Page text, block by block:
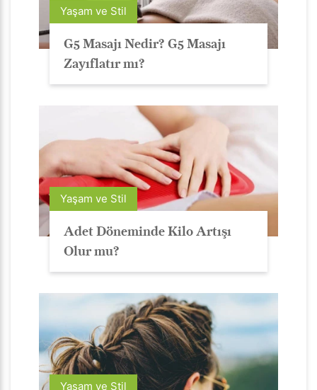
Yaşam ve Stil
G5 Masajı Nedir? G5 Masajı
Zayıflatır mı?
Yaşam ve Stil
Adet Döneminde Kilo Artışı
Olur mu?
Yaşam ve Stil